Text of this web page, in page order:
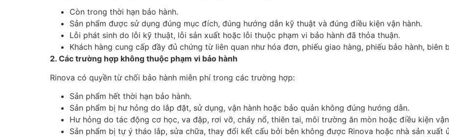
Còn trong thời hạn bảo hành.
Sản phẩm được sử dụng đúng mục đích, đúng hướng dẫn kỹ thuật và đúng điều kiện vận hành.
Lỗi phát sinh do lỗi kỹ thuật, lỗi sản xuất hoặc lỗi thuộc phạm vi bảo hành đã thỏa thuận.
Khách hàng cung cấp đầy đủ chứng từ liên quan như hóa đơn, phiếu giao hàng, phiếu bảo hành, biên
2. Các trường hợp không thuộc phạm vi bảo hành
Rinova có quyền từ chối bảo hành miễn phí trong các trường hợp:
Sản phẩm hết thời hạn bảo hành.
Sản phẩm bị hư hỏng do lắp đặt, sử dụng, vận hành hoặc bảo quản không đúng hướng dẫn.
Hư hỏng do tác động cơ học, va đập, rơi vỡ, cháy nổ, thiên tai, môi trường ăn mòn hoặc điều kiện
Sản phẩm bị tự ý tháo lắp, sửa chữa, thay đổi kết cấu bởi bên không được Rinova hoặc nhà sản xuất